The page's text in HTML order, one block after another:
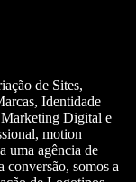
de Sites,
Identidade
Digital e
motion
uma agência de
conversão, somos a